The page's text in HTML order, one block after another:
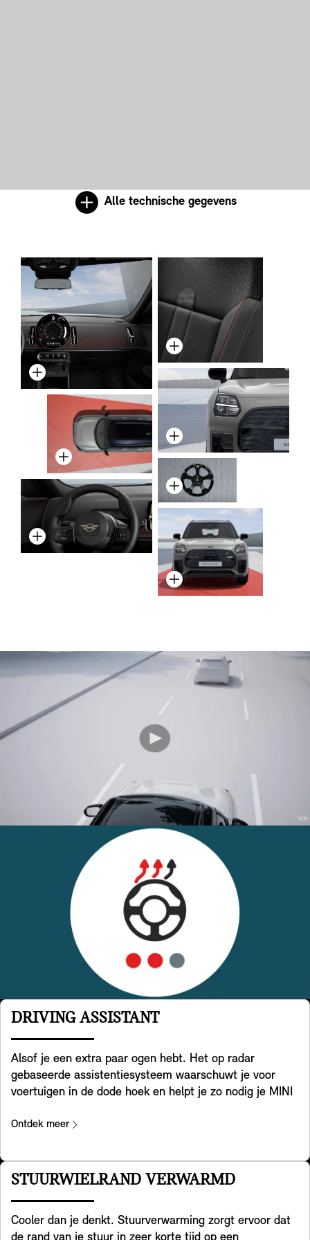
Alle technische gegevens
DRIVING ASSISTANT
Alsof je een extra paar ogen hebt. Het op radar
gebaseerde assistentiesysteem waarschuwt je voor
voertuigen in de dode hoek en helpt je zo nodig je MINI
het detecteren van overstekend verkeer achter je
het voorkomen van ongelukken achterop je MINI,
bijvoorbeeld door naderend verkeer te waarschuwen
de deur bij het uitstappen, als er een risico bestaat op
Ontdek meer
STUURWIELRAND VERWARMD
Cooler dan je denkt. Stuurverwarming zorgt ervoor dat